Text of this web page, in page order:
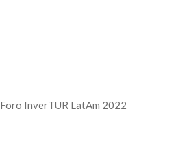
Foro InverTUR LatAm 2022